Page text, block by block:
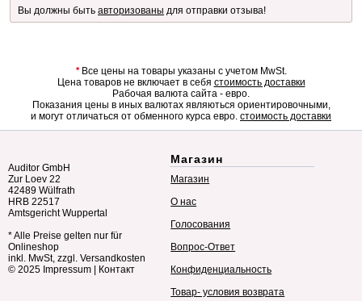
Вы должны быть авторизованы для отправки отзыва!
*Все цены на товары указаны с учетом MwSt.
Цена товаров не включает в себя стоимость доставки
Рабочая валюта сайта - евро.
Показания цены в иных валютах являються ориентировочными,
и могут отличаться от обменного курса евро. стоимость доставки
Auditor GmbH
Zur Loev 22
42489 Wülfrath
HRB 22517
Amtsgericht Wuppertal
* Alle Preise gelten nur für
Onlineshop
inkl. MwSt, zzgl. Versandkosten
© 2025 Impressum Контакт
Магазин
Магазин
О нас
Голосования
Вопрос-Ответ
Конфиденциальность
Товар- условия возврата